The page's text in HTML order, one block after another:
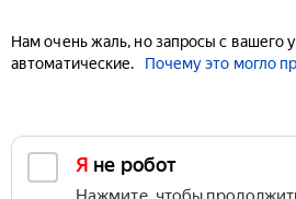
Нам очень жаль, но запросы с вашего
автоматические.
Почему это могло
Я не робот